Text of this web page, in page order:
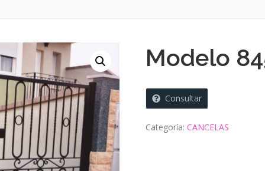
Modelo
Consultar
Categoría:CANCELAS